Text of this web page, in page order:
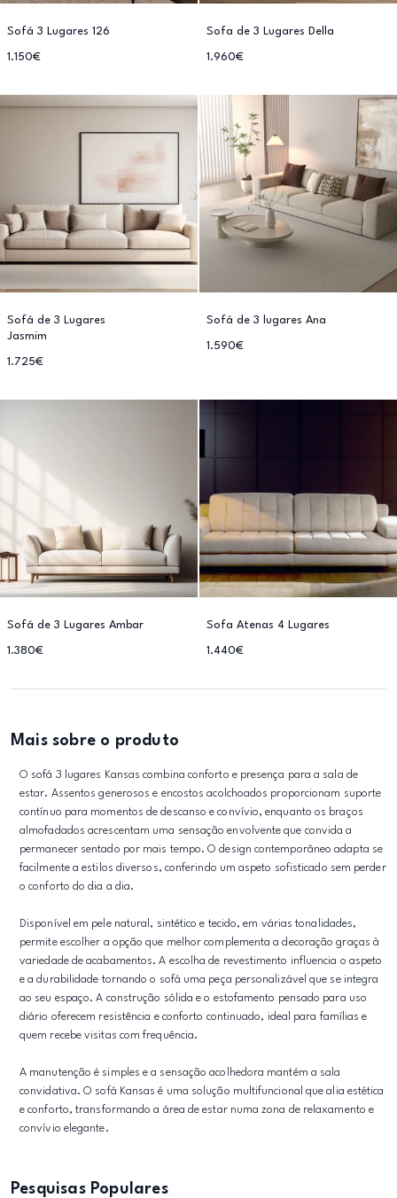
Sofá 3 Lugares 126
1.150€
Sofa de 3 Lugares Della
1.960€
Sofá de 3 Lugares
Jasmim
1.725€
Sofá de 3 lugares Ana
1.590€
Sofá de 3 Lugares Ambar
1.380€
Sofa Atenas 4 Lugares
1.440€
Mais sobre o produto
O sofá 3 lugares Kansas combina conforto e presença para a sala de
estar. Assentos generosos e encostos acolchoados proporcionam suporte
contínuo para momentos de descanso e convívio, enquanto os braços
almofadados acrescentam uma sensação envolvente que convida a
permanecer sentado por mais tempo. O design contemporâneo adapta se
facilmente a estilos diversos, conferindo um aspeto sofisticado sem perder
o conforto do dia a dia.
Disponível em pele natural, sintético e tecido, em várias tonalidades,
permite escolher a opção que melhor complementa a decoração graças à
variedade de acabamentos. A escolha de revestimento influencia o aspeto
e a durabilidade tornando o sofá uma peça personalizável que se integra
ao seu espaço. A construção sólida e o estofamento pensado para uso
diário oferecem resistência e conforto continuado, ideal para famílias e
quem recebe visitas com frequência.
A manutenção é simples e a sensação acolhedora mantém a sala
convidativa. O sofá Kansas é uma solução multifuncional que alia estética
e conforto, transformando a área de estar numa zona de relaxamento e
convívio elegante.
Pesquisas Populares